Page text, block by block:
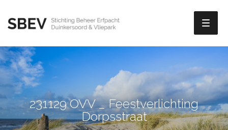
231129 OVV _ Feestverlichting
Dorpsstraat